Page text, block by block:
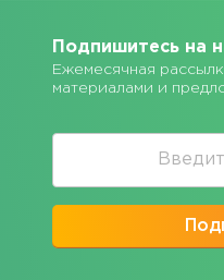
Подпишитесь на
Ежемесячная
материалами и